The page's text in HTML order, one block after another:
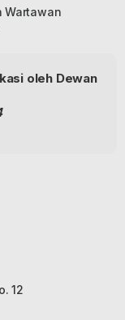
Wartawan
oleh Dewan
12